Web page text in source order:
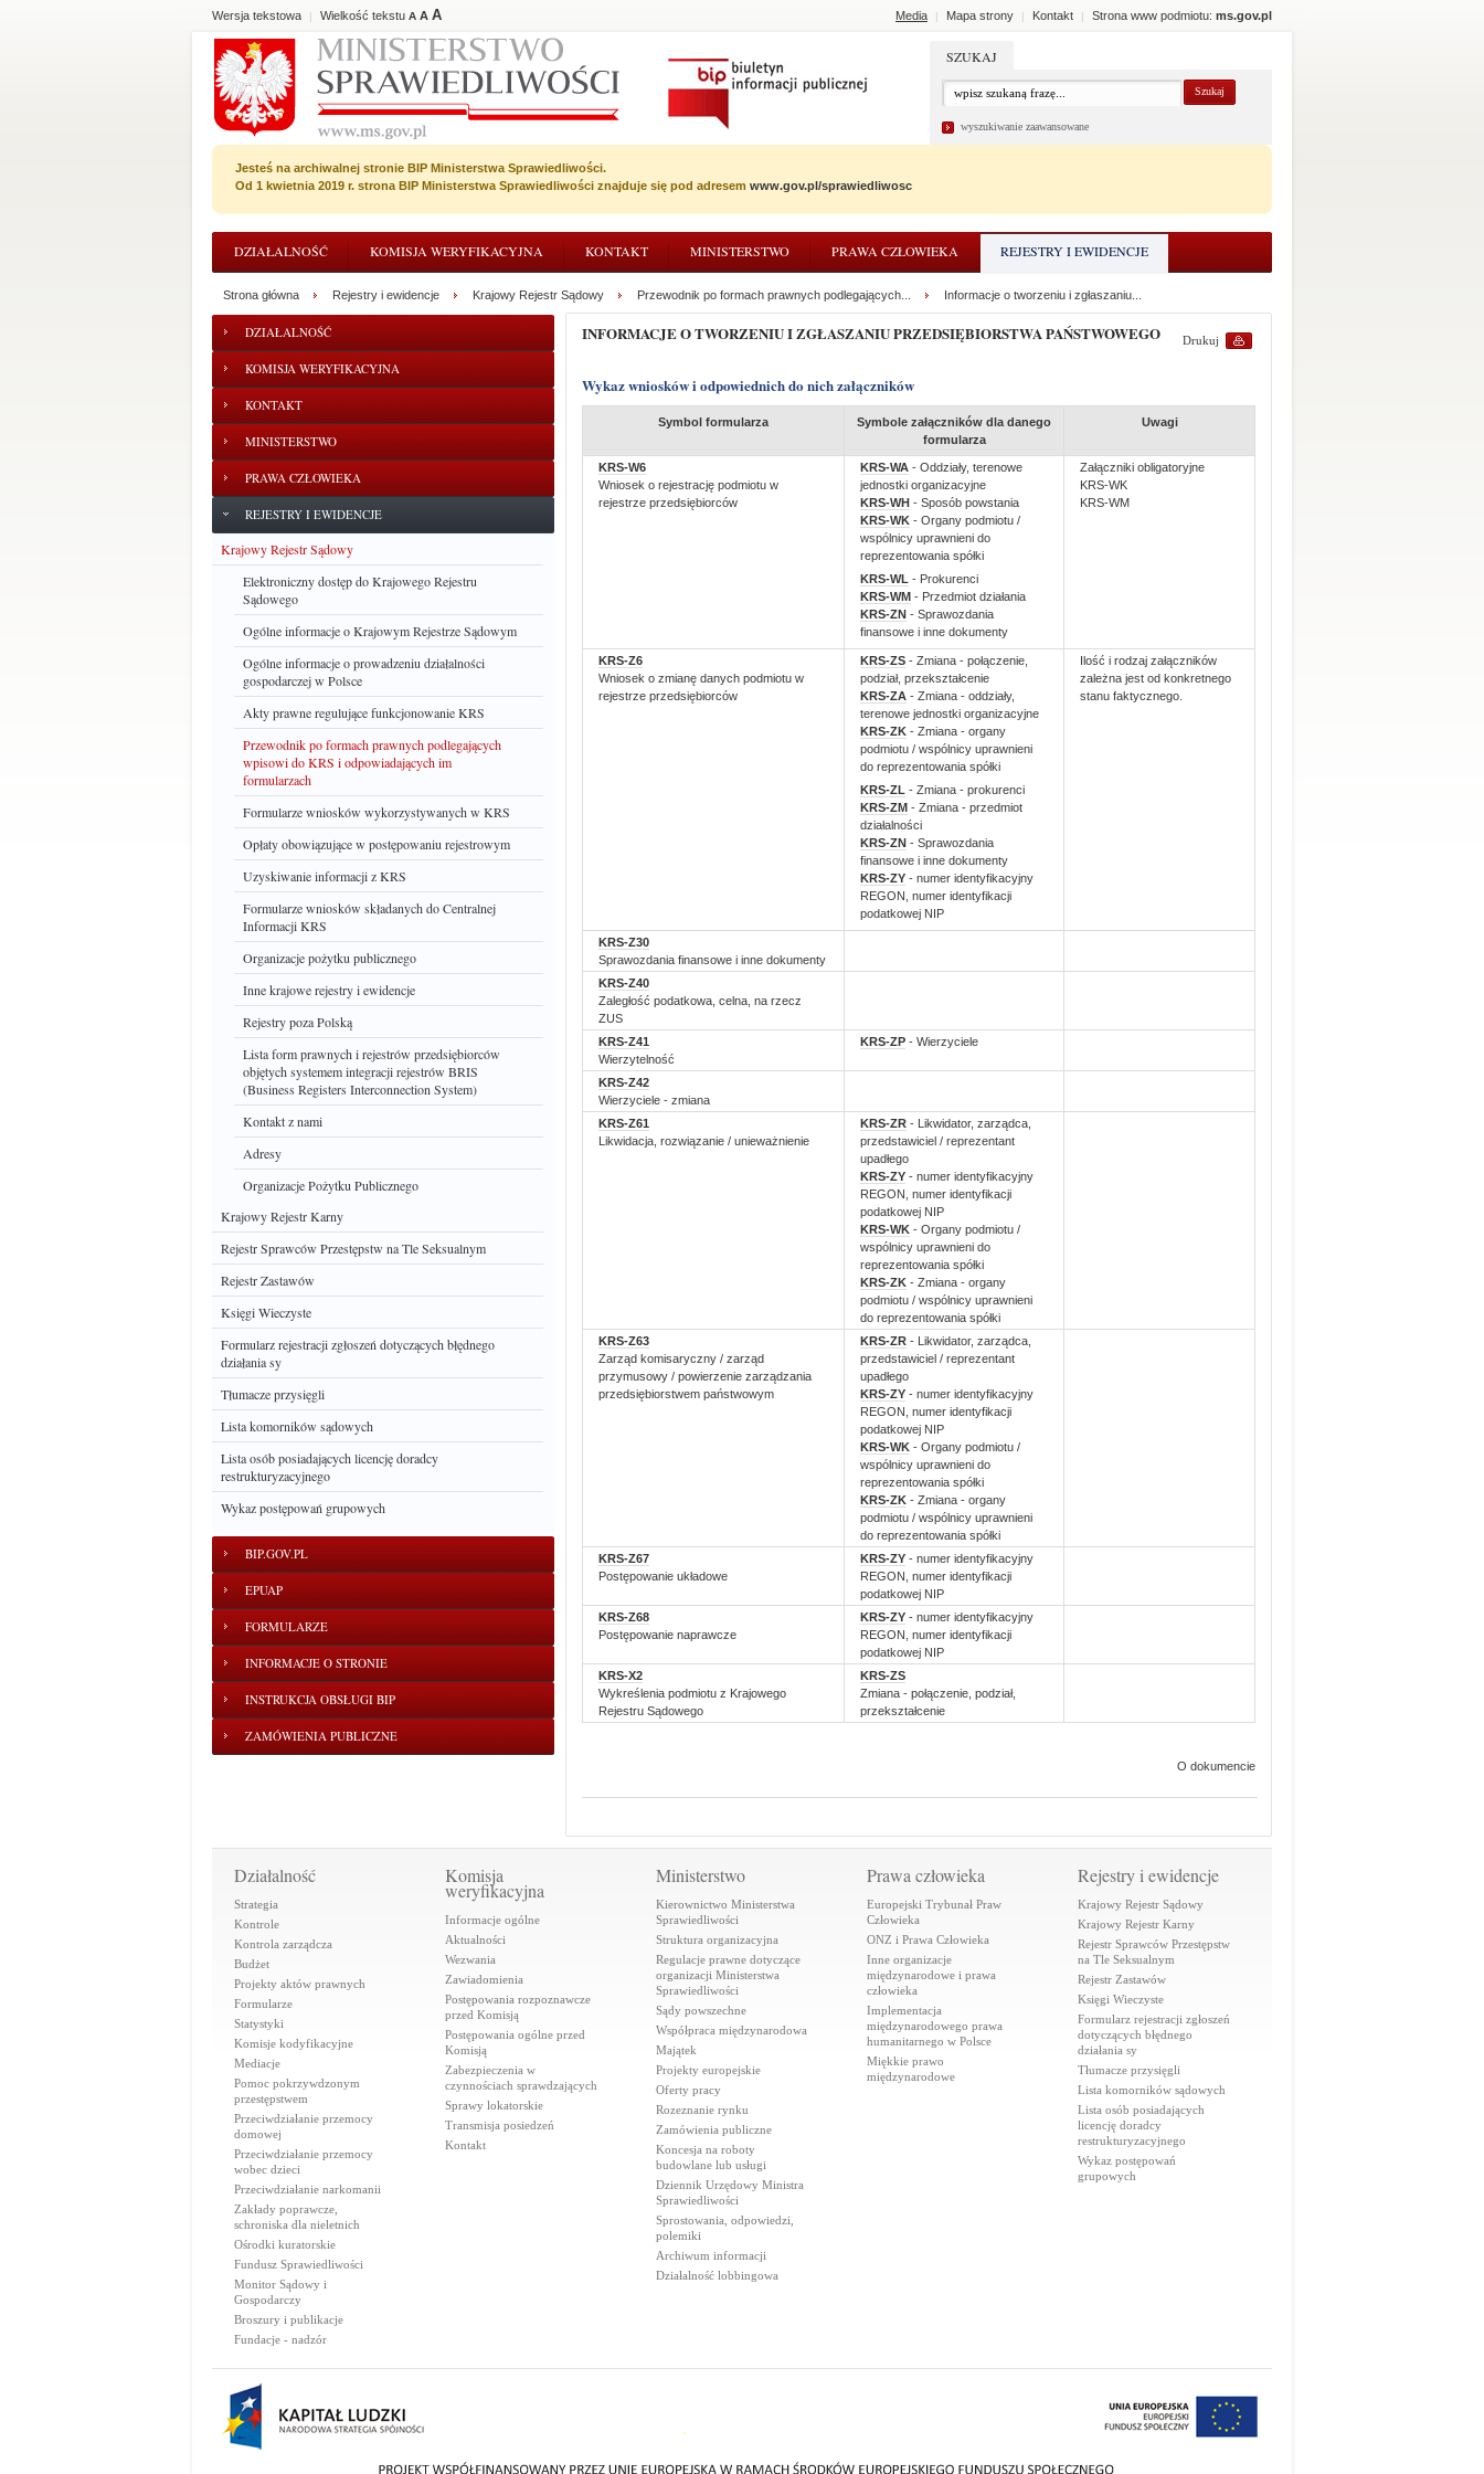
Media | Mapa strony | Kontakt | Strona www podmiotu: ms.gov.pl
Wersja tekstowa | Wielkość tekstu A A A
SZUKAJ
wyszukiwanie zaawansowane
Jesteś na archiwalnej stronie BIP Ministerstwa Sprawiedliwości.
Od 1 kwietnia 2019 r. strona BIP Ministerstwa Sprawiedliwości znajduje się pod adresem www.gov.pl/sprawiedliwosc
DZIAŁALNOŚĆ KOMISJA WERYFIKACYJNA KONTAKT MINISTERSTWO PRAWA CZŁOWIEKA REJESTRY I EWIDENCJE
DZIAŁALNOŚĆ
KOMISJA WERYFIKACYJNA
KONTAKT
MINISTERSTWO
PRAWA CZŁOWIEKA
REJESTRY I EWIDENCJE
Krajowy Rejestr Sądowy
Elektroniczny dostęp do Krajowego Rejestru
Sądowego
Ogólne informacje o Krajowym Rejestrze Sądowym
Ogólne informacje o prowadzeniu działalności
gospodarczej w Polsce
Akty prawne regulujące funkcjonowanie KRS
Przewodnik po formach prawnych podlegających
wpisowi do KRS i odpowiadających im
formularzach
Formularze wniosków wykorzystywanych w KRS
Opłaty obowiązujące w postępowaniu rejestrowym
Uzyskiwanie informacji z KRS
Formularze wniosków składanych do Centralnej
Informacji KRS
Organizacje pożytku publicznego
Inne krajowe rejestry i ewidencje
Rejestry poza Polską
Lista form prawnych i rejestrów przedsiębiorców
objętych systemem integracji rejestrów BRIS
(Business Registers Interconnection System)
Kontakt z nami
Adresy
Organizacje Pożytku Publicznego
Krajowy Rejestr Karny
Rejestr Sprawców Przestępstw na Tle Seksualnym
Rejestr Zastawów
Księgi Wieczyste
Formularz rejestracji zgłoszeń dotyczących błędnego
działania sy
Tłumacze przysięgli
Lista komorników sądowych
Lista osób posiadających licencję doradcy
restrukturyzacyjnego
Wykaz postępowań grupowych
BIP.GOV.PL
EPUAP
FORMULARZE
INFORMACJE O STRONIE
INSTRUKCJA OBSŁUGI BIP
ZAMÓWIENIA PUBLICZNE
Strona główna Rejestry i ewidencje Krajowy Rejestr Sądowy Przewodnik po formach prawnych podlegających... Informacje o tworzeniu i zgłaszaniu...
Drukuj
INFORMACJE O TWORZENIU I ZGŁASZANIU PRZEDSIĘBIORSTWA PAŃSTWOWEGO
Wykaz wniosków i odpowiednich do nich załączników
Symbol formularza
Symbole załączników dla danego
formularza
Uwagi
KRS-W6
Wniosek o rejestrację podmiotu w
rejestrze przedsiębiorców
KRS-WA - Oddziały, terenowe
jednostki organizacyjne
KRS-WH - Sposób powstania
KRS-WK - Organy podmiotu /
wspólnicy uprawnieni do
reprezentowania spółki
KRS-WL - Prokurenci
KRS-WM - Przedmiot działania
KRS-ZN - Sprawozdania
finansowe i inne dokumenty
Załączniki obligatoryjne
KRS-WK
KRS-WM
KRS-Z6
Wniosek o zmianę danych podmiotu w
rejestrze przedsiębiorców
KRS-ZS - Zmiana - połączenie,
podział, przekształcenie
KRS-ZA - Zmiana - oddziały,
terenowe jednostki organizacyjne
KRS-ZK - Zmiana - organy
podmiotu / wspólnicy uprawnieni
do reprezentowania spółki
KRS-ZL - Zmiana - prokurenci
KRS-ZM - Zmiana - przedmiot
działalności
KRS-ZN - Sprawozdania
finansowe i inne dokumenty
KRS-ZY - numer identyfikacyjny
REGON, numer identyfikacji
podatkowej NIP
Ilość i rodzaj załączników
zależna jest od konkretnego
stanu faktycznego.
KRS-Z30
Sprawozdania finansowe i inne dokumenty
KRS-Z40
Zaległość podatkowa, celna, na rzecz
ZUS
KRS-Z41
Wierzytelność
KRS-ZP - Wierzyciele
KRS-Z42
Wierzyciele - zmiana
KRS-Z61
Likwidacja, rozwiązanie / unieważnienie
KRS-ZR - Likwidator, zarządca,
przedstawiciel / reprezentant
upadłego
KRS-ZY - numer identyfikacyjny
REGON, numer identyfikacji
podatkowej NIP
KRS-WK - Organy podmiotu /
wspólnicy uprawnieni do
reprezentowania spółki
KRS-ZK - Zmiana - organy
podmiotu / wspólnicy uprawnieni
do reprezentowania spółki
KRS-Z63
Zarząd komisaryczny / zarząd
przymusowy / powierzenie zarządzania
przedsiębiorstwem państwowym
KRS-ZR - Likwidator, zarządca,
przedstawiciel / reprezentant
upadłego
KRS-ZY - numer identyfikacyjny
REGON, numer identyfikacji
podatkowej NIP
KRS-WK - Organy podmiotu /
wspólnicy uprawnieni do
reprezentowania spółki
KRS-ZK - Zmiana - organy
podmiotu / wspólnicy uprawnieni
do reprezentowania spółki
KRS-Z67
Postępowanie układowe
KRS-ZY - numer identyfikacyjny
REGON, numer identyfikacji
podatkowej NIP
KRS-Z68
Postępowanie naprawcze
KRS-ZY - numer identyfikacyjny
REGON, numer identyfikacji
podatkowej NIP
KRS-X2
Wykreślenia podmiotu z Krajowego
Rejestru Sądowego
KRS-ZS
Zmiana - połączenie, podział,
przekształcenie
O dokumencie
Działalność
Strategia
Kontrole
Kontrola zarządcza
Budżet
Projekty aktów prawnych
Formularze
Statystyki
Komisje kodyfikacyjne
Mediacje
Pomoc pokrzywdzonym
przestępstwem
Przeciwdziałanie przemocy
domowej
Przeciwdziałanie przemocy
wobec dzieci
Przeciwdziałanie narkomanii
Zakłady poprawcze,
schroniska dla nieletnich
Ośrodki kuratorskie
Fundusz Sprawiedliwości
Monitor Sądowy i
Gospodarczy
Broszury i publikacje
Fundacje - nadzór
Komisja
weryfikacyjna
Informacje ogólne
Aktualności
Wezwania
Zawiadomienia
Postępowania rozpoznawcze
przed Komisją
Postępowania ogólne przed
Komisją
Zabezpieczenia w
czynnościach sprawdzających
Sprawy lokatorskie
Transmisja posiedzeń
Kontakt
Ministerstwo
Kierownictwo Ministerstwa
Sprawiedliwości
Struktura organizacyjna
Regulacje prawne dotyczące
organizacji Ministerstwa
Sprawiedliwości
Sądy powszechne
Współpraca międzynarodowa
Majątek
Projekty europejskie
Oferty pracy
Rozeznanie rynku
Zamówienia publiczne
Koncesja na roboty
budowlane lub usługi
Dziennik Urzędowy Ministra
Sprawiedliwości
Sprostowania, odpowiedzi,
polemiki
Archiwum informacji
Działalność lobbingowa
Prawa człowieka
Europejski Trybunał Praw
Człowieka
ONZ i Prawa Człowieka
Inne organizacje
międzynarodowe i prawa
człowieka
Implementacja
międzynarodowego prawa
humanitarnego w Polsce
Miękkie prawo
międzynarodowe
Rejestry i ewidencje
Krajowy Rejestr Sądowy
Krajowy Rejestr Karny
Rejestr Sprawców Przestępstw
na Tle Seksualnym
Rejestr Zastawów
Księgi Wieczyste
Formularz rejestracji zgłoszeń
dotyczących błędnego
działania sy
Tłumacze przysięgli
Lista komorników sądowych
Lista osób posiadających
licencję doradcy
restrukturyzacyjnego
Wykaz postępowań
grupowych